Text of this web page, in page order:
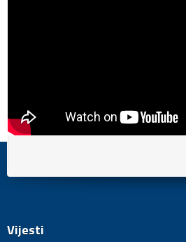
Vijesti